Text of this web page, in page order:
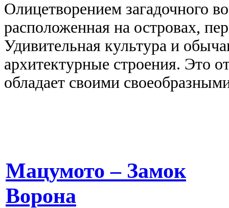
Олицетворением загадочного
расположенная на островах,
Удивительная культура и
архитектурные строения. Это
обладает своими
Мацумото – Замок
Ворона